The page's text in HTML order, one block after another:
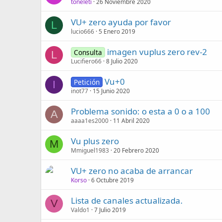
toneleti 26 Noviembre 2020
L VU+ zero ayuda por favor
lucio666 5 Enero 2019
L Consulta imagen vuplus zero rev-2
Lucifiero66 8 Julio 2020
I Petición Vu+0
inot77 15 Junio 2020
A Problema sonido: o esta a 0 o a 100
aaaa1es2000 11 Abril 2020
M Vu plus zero
Mmiguel1983 20 Febrero 2020
VU+ zero no acaba de arrancar
Korso 6 Octubre 2019
V Lista de canales actualizada.
Valdo1 7 Julio 2019